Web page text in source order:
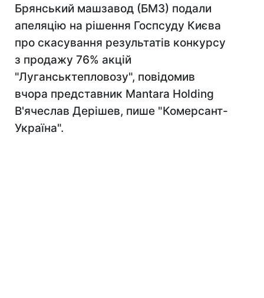
Брянський машзавод (БМЗ) подали
апеляцію на рішення Госпсуду Києва
про скасування результатів конкурсу
з продажу 76% акцій
"Луганськтепловозу", повідомив
вчора представник Mantara Holding
В'ячеслав Дерішев, пише "Комерсант-
Україна".